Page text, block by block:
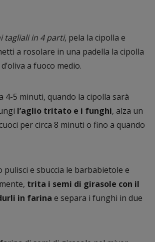
tagliali in 4 parti, pela la cipolla e
a rosolare in una padella la cipolla
a fuoco medio.
4-5 minuti, quando la cipolla sarà
l’aglio tritato e i funghi, alza un
per circa 8 minuti o fino a quando
e sbuccia le barbabietole e
trita i semi di girasole con il
in farina e separa i funghi in due